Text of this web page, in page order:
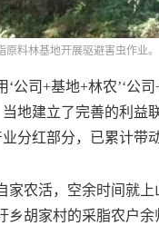
原料林基地开展驱避害虫作业
司+基地+林农’‘公司
地建立了完善的利益
分红部分，已累计带
农活，空余时间就上
胡家村的采脂农户余